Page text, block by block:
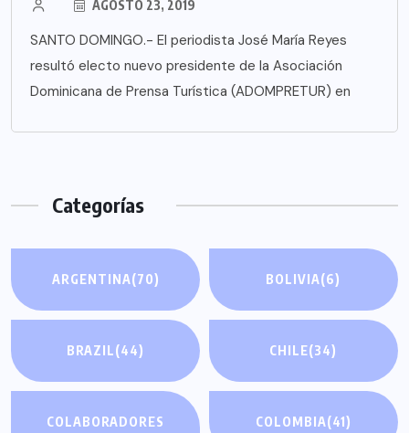
AGOSTO 23, 2019
SANTO DOMINGO.- El periodista José María Reyes
resultó electo nuevo presidente de la Asociación
Dominicana de Prensa Turística (ADOMPRETUR) en
Categorías
ARGENTINA(70) BOLIVIA(6)
BRAZIL(44) CHILE(34)
COLABORADORES
COLOMBIA(41)